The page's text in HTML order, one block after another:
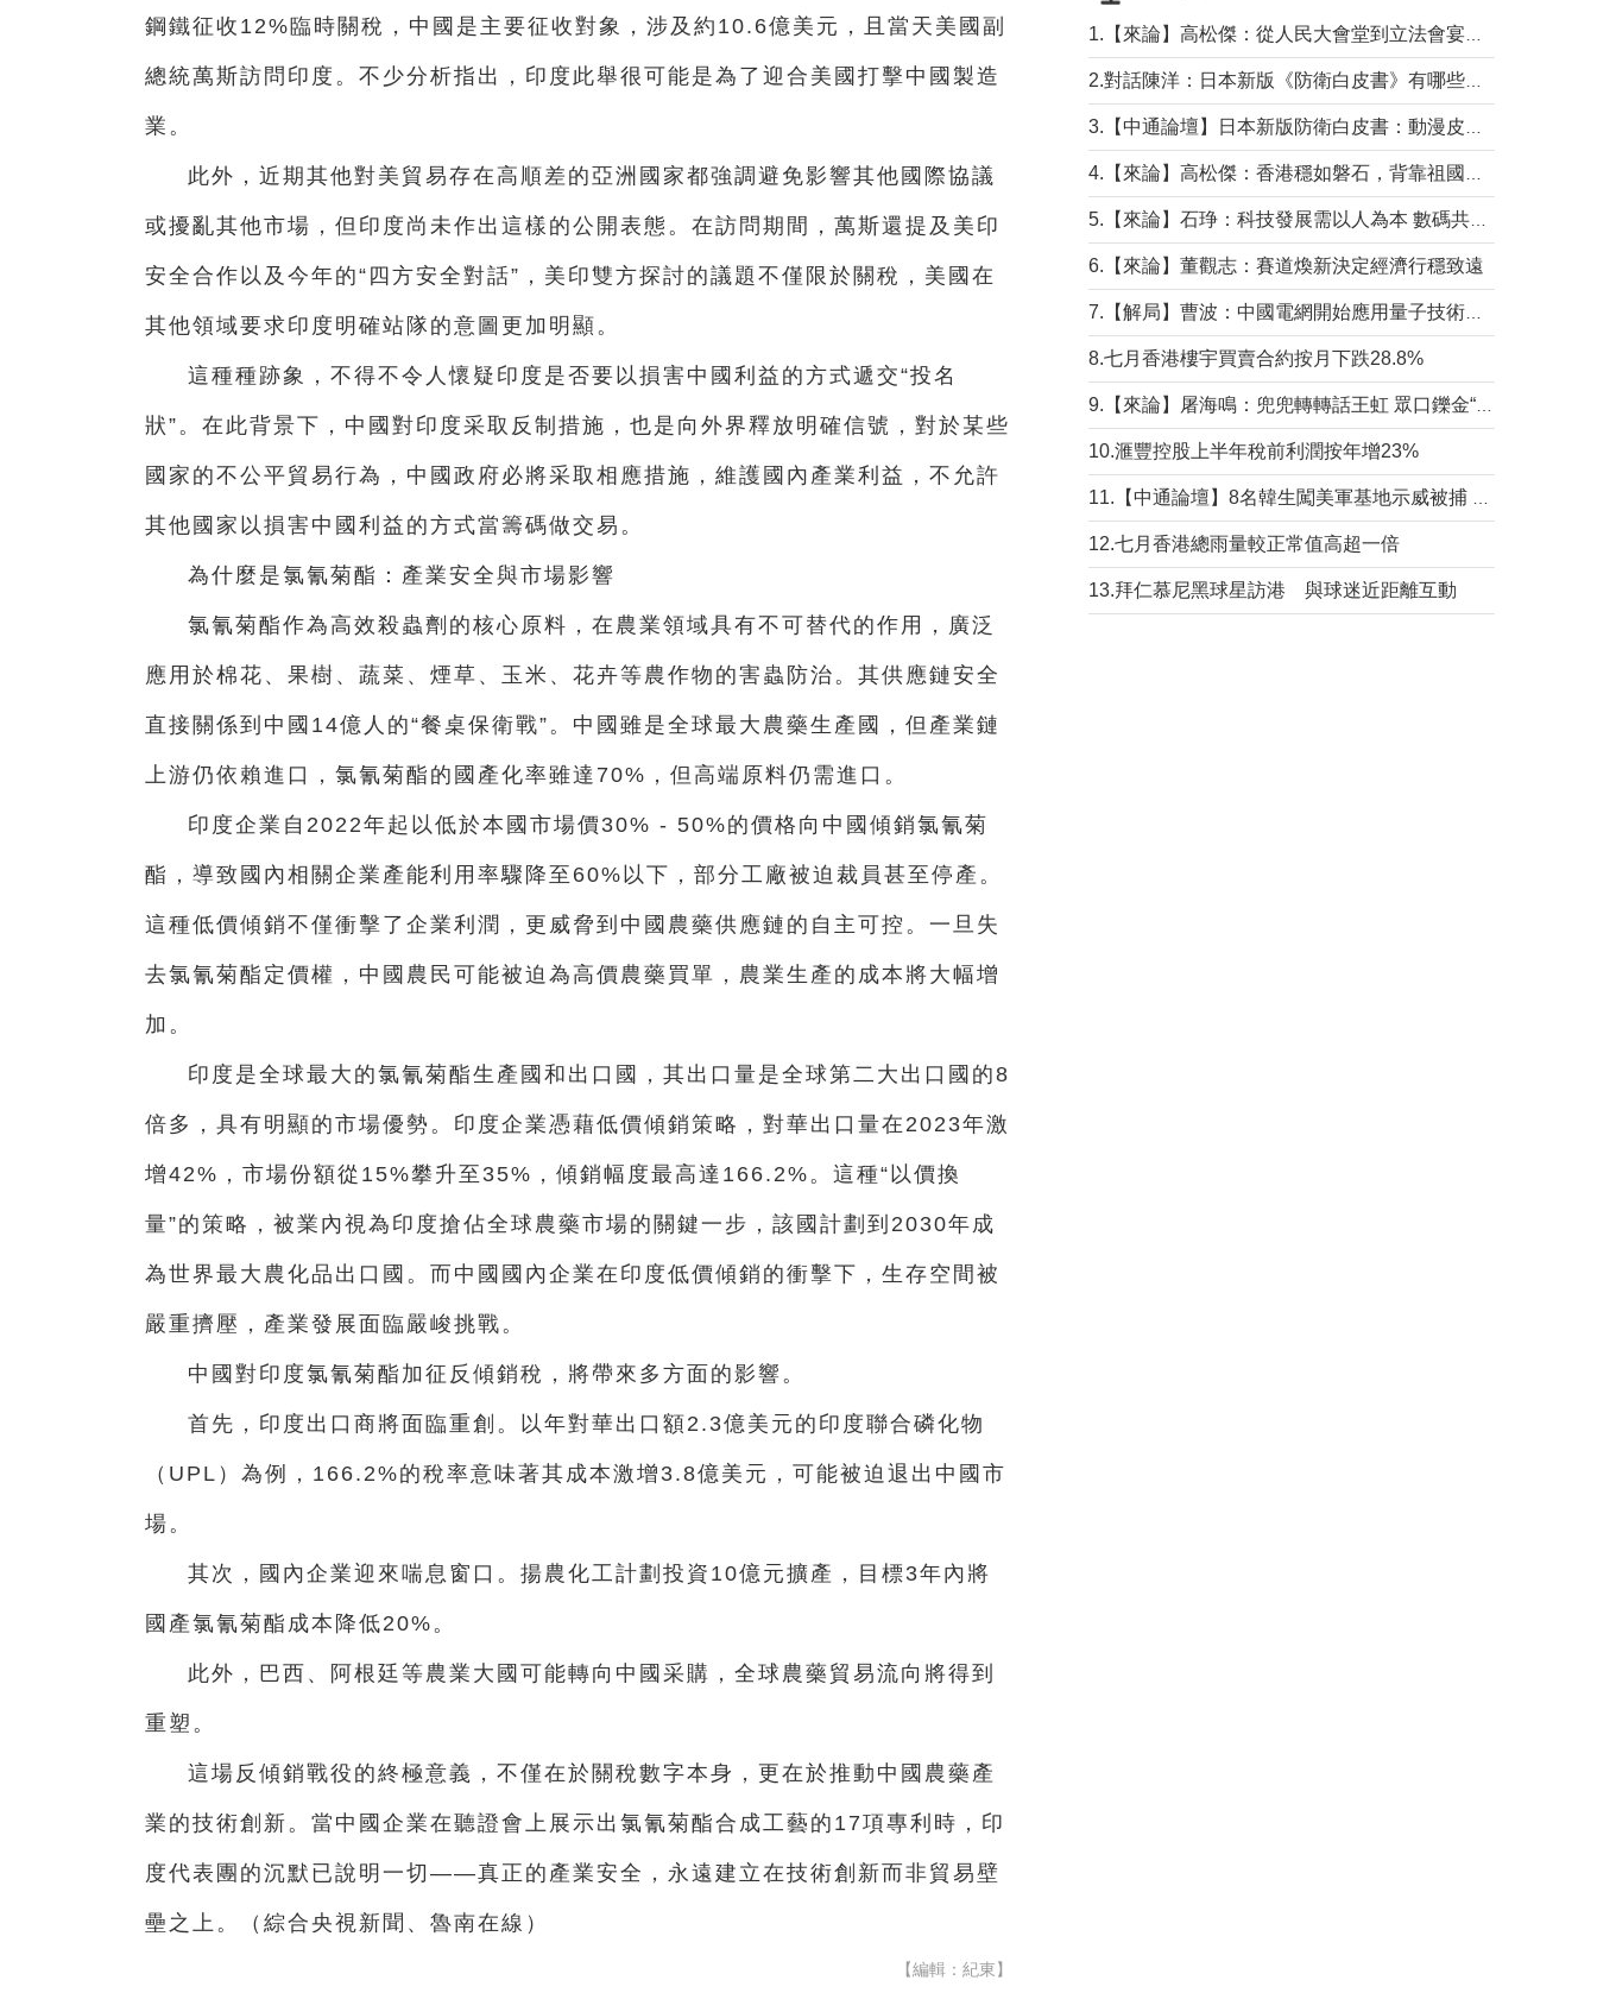
鋼鐵征收12%臨時關稅，中國是主要征收對象，涉及約10.6億美元，且當天美國副
總統萬斯訪問印度。不少分析指出，印度此舉很可能是為了迎合美國打擊中國製造
業。
此外，近期其他對美貿易存在高順差的亞洲國家都強調避免影響其他國際協議
或擾亂其他市場，但印度尚未作出這樣的公開表態。在訪問期間，萬斯還提及美印
安全合作以及今年的“四方安全對話”，美印雙方探討的議題不僅限於關稅，美國在
其他領域要求印度明確站隊的意圖更加明顯。
這種種跡象，不得不令人懷疑印度是否要以損害中國利益的方式遞交“投名
狀”。在此背景下，中國對印度采取反制措施，也是向外界釋放明確信號，對於某些
國家的不公平貿易行為，中國政府必將采取相應措施，維護國內產業利益，不允許
其他國家以損害中國利益的方式當籌碼做交易。
為什麼是氯氰菊酯：產業安全與市場影響
氯氰菊酯作為高效殺蟲劑的核心原料，在農業領域具有不可替代的作用，廣泛
應用於棉花、果樹、蔬菜、煙草、玉米、花卉等農作物的害蟲防治。其供應鏈安全
直接關係到中國14億人的“餐桌保衛戰”。中國雖是全球最大農藥生產國，但產業鏈
上游仍依賴進口，氯氰菊酯的國產化率雖達70%，但高端原料仍需進口。
印度企業自2022年起以低於本國市場價30% - 50%的價格向中國傾銷氯氰菊
酯，導致國內相關企業產能利用率驟降至60%以下，部分工廠被迫裁員甚至停產。
這種低價傾銷不僅衝擊了企業利潤，更威脅到中國農藥供應鏈的自主可控。一旦失
去氯氰菊酯定價權，中國農民可能被迫為高價農藥買單，農業生產的成本將大幅增
加。
印度是全球最大的氯氰菊酯生產國和出口國，其出口量是全球第二大出口國的8
倍多，具有明顯的市場優勢。印度企業憑藉低價傾銷策略，對華出口量在2023年激
增42%，市場份額從15%攀升至35%，傾銷幅度最高達166.2%。這種“以價換
量”的策略，被業內視為印度搶佔全球農藥市場的關鍵一步，該國計劃到2030年成
為世界最大農化品出口國。而中國國內企業在印度低價傾銷的衝擊下，生存空間被
嚴重擠壓，產業發展面臨嚴峻挑戰。
中國對印度氯氰菊酯加征反傾銷稅，將帶來多方面的影響。
首先，印度出口商將面臨重創。以年對華出口額2.3億美元的印度聯合磷化物
（UPL）為例，166.2%的稅率意味著其成本激增3.8億美元，可能被迫退出中國市
場。
其次，國內企業迎來喘息窗口。揚農化工計劃投資10億元擴產，目標3年內將
國產氯氰菊酯成本降低20%。
此外，巴西、阿根廷等農業大國可能轉向中國采購，全球農藥貿易流向將得到
重塑。
這場反傾銷戰役的終極意義，不僅在於關稅數字本身，更在於推動中國農藥產
業的技術創新。當中國企業在聽證會上展示出氯氰菊酯合成工藝的17項專利時，印
度代表團的沉默已說明一切——真正的產業安全，永遠建立在技術創新而非貿易壁
壘之上。 （綜合央視新聞、魯南在線）
【編輯：紀東】
6.【來論】董觀志：賽道煥新決定經濟行穩致遠
8.七月香港樓宇買賣合約按月下跌28.8%
10.滙豐控股上半年稅前利潤按年增23%
12.七月香港總雨量較正常值高超一倍
13.拜仁慕尼黑球星訪港 與球迷近距離互動